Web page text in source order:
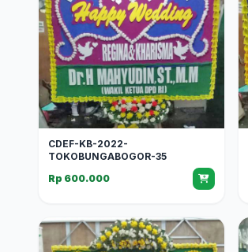
CDEF-KB-2022-
TOKOBUNGABOGOR-35
Rp 600.000